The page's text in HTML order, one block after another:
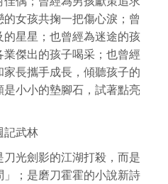
女孩共掬一把傷心淚；曾
星星；也曾經為迷途的孩
傑出的孩子喝采；也曾經
長攜手成長，傾聽孩子的
小小的墊腳石，試著點亮
武林
光劍影的江湖打殺，而是
；是磨刀霍霍的小說新詩